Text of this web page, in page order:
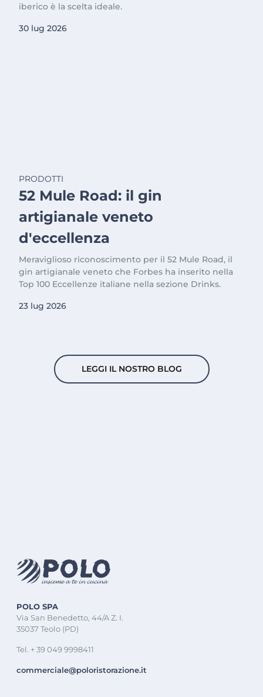
iberico è la scelta ideale.
30 lug 2026
PRODOTTI
52 Mule Road: il gin
artigianale veneto
d'eccellenza
Meraviglioso riconoscimento per il 52 Mule Road, il
gin artigianale veneto che Forbes ha inserito nella
Top 100 Eccellenze italiane nella sezione Drinks.
23 lug 2026
LEGGI IL NOSTRO BLOG
POLO SPA
Via San Benedetto, 44/A Z. I.
35037 Teolo (PD)
Tel. + 39 049 9998411
commerciale@poloristorazione.it